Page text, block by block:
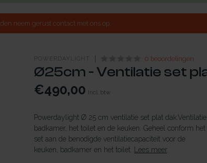
neem gerust contact met ons op.
POWERDAYLIGHT 0 beoordelingen
Ø25cm - Ventilatie set
€490,00 Incl. btw
Powerdaylight Ø 25 cm ventilatie set plat
badkamer, het toilet en de keuken. Geheel conform
set aan de benodigde ventilatiecapaciteit voor de
keuken, badkamer en het toilet.
Lees meer.